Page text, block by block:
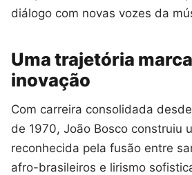
diálogo com novas vozes da
Uma trajetória
inovação
Com carreira consolidada
de 1970, João Bosco construiu
reconhecida pela fusão entre
afro-brasileiros e lirismo